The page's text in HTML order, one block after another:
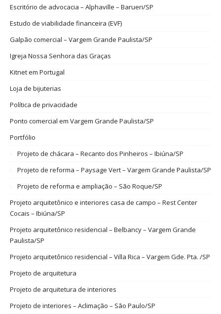
Escritório de advocacia – Alphaville – Barueri/SP
Estudo de viabilidade financeira (EVF)
Galpão comercial – Vargem Grande Paulista/SP
Igreja Nossa Senhora das Graças
Kitnet em Portugal
Loja de bijuterias
Política de privacidade
Ponto comercial em Vargem Grande Paulista/SP
Portfólio
Projeto de chácara – Recanto dos Pinheiros – Ibiúna/SP
Projeto de reforma – Paysage Vert – Vargem Grande Paulista/SP
Projeto de reforma e ampliação – São Roque/SP
Projeto arquitetônico e interiores casa de campo – Rest Center
Cocais – Ibiúna/SP
Projeto arquitetônico residencial – Belbancy – Vargem Grande
Paulista/SP
Projeto arquitetônico residencial – Villa Rica – Vargem Gde. Pta. /SP
Projeto de arquitetura
Projeto de arquitetura de interiores
Projeto de interiores – Aclimação – São Paulo/SP